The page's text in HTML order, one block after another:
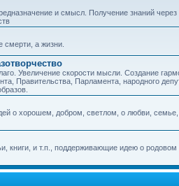
и смысл. Получение знаний
смерти, а жизни.
Увеличение скорости мысли. Создание
Правительства, Парламента, народного
о хорошем, добром, светлом, о любви,
книги, и т.п., поддерживающие идею о родовом